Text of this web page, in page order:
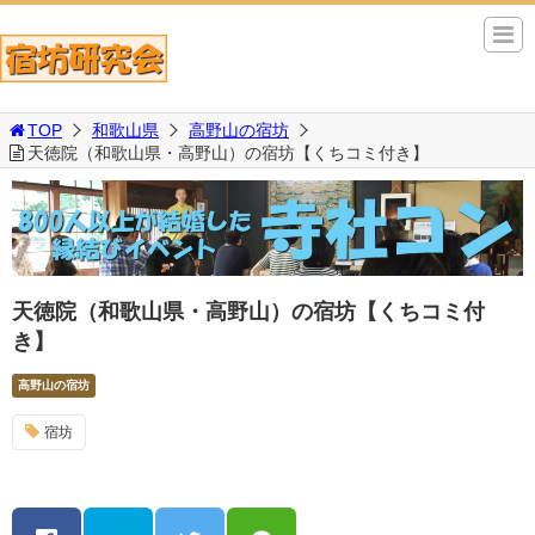
TOP 和歌山県
高野山の宿坊
天徳院（和歌山県・高野山）の宿坊【くちコミ付き】
天徳院（和歌山県・高野山）の宿坊【くちコミ付
き】
高野山の宿坊
宿坊